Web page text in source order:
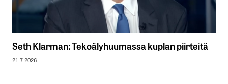
Seth Klarman: Tekoälyhuumassa kuplan piirteitä
21.7.2026